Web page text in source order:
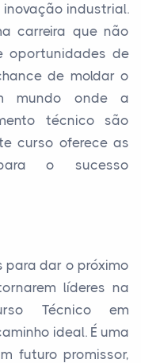
industrial.
carreira que não
oportunidades de
de moldar o
mundo onde a
técnico são
curso oferece as
o sucesso
para dar o próximo
líderes na
Técnico em
ideal. É uma
futuro promissor,